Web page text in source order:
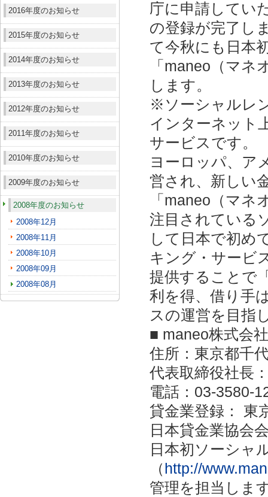
2016年度のお知らせ
2015年度のお知らせ
2014年度のお知らせ
2013年度のお知らせ
2012年度のお知らせ
2011年度のお知らせ
2010年度のお知らせ
2009年度のお知らせ
2008年度のお知らせ
2008年12月
2008年11月
2008年10月
2008年09月
2008年08月
庁に申請してい
の登録が完了し
て今秋にも日本
「maneo（マネ
します。
※ソーシャルレ
インターネット
サービスです。
ヨーロッパ、ア
営され、新しい
「maneo（マ
注目されている
して日本で初め
キング・サービ
提供することで
利を得、借り手
スの運営を目指
■ maneo株式会社
住所：東京都千
代表取締役社長
電話：03-3580-
貸金業登録： 東
日本貸金業協会
日本初ソーシャ
（ http://
管理を担当しま